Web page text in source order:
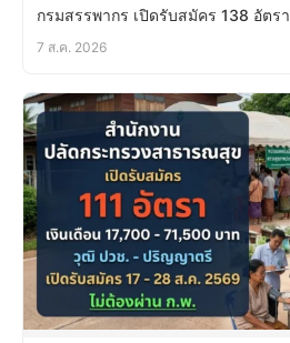
กรมสรรพากร เปิดรับสมัคร 138 อัตรา
7 ส.ค. 2026